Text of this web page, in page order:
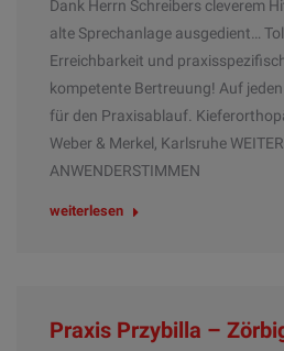
Dank Herrn Schreibers cleverem
alte Sprechanlage ausgedient…
Erreichbarkeit und
kompetente Bertreuung! Auf
für den Praxisablauf.
Weber & Merkel, Karlsruhe
ANWENDERSTIMMEN
weiterlesen
Praxis Przybilla –